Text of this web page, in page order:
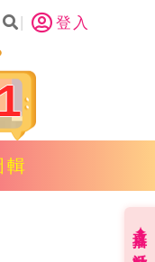
登入
輯
直播✦活動